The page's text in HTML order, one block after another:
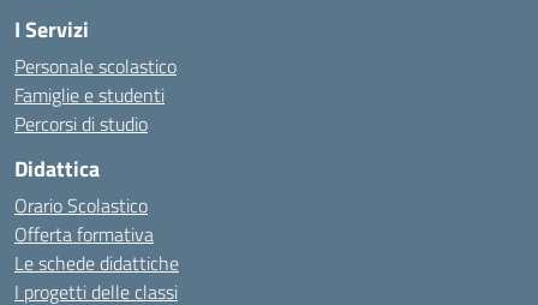
I Servizi
Personale scolastico
Famiglie e studenti
Percorsi di studio
Didattica
Orario Scolastico
Offerta formativa
Le schede didattiche
I progetti delle classi